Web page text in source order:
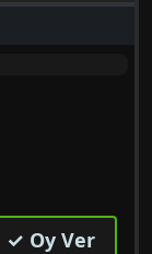
✓ Oy Ver